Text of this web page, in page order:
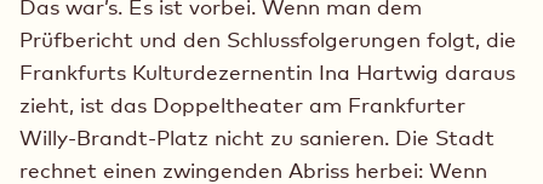
Das war’s. Es ist vorbei. Wenn man dem
Prüfbericht und den Schlussfolgerungen folgt, die
Frankfurts Kulturdezernentin Ina Hartwig daraus
zieht, ist das Doppeltheater am Frankfurter
Willy-Brandt-Platz nicht zu sanieren. Die Stadt
rechnet einen zwingenden Abriss herbei: Wenn